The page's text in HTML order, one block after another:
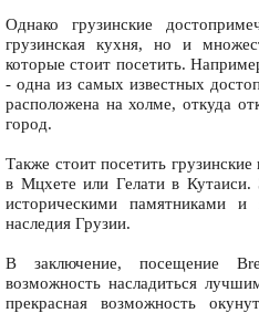
Однако грузинские
грузинская кухня, но и
которые стоит посетить.
- одна из самых известных
расположена на холме, откуда
город.
Также стоит посетить
в Мцхете или Гелати в
историческими памятниками и
наследия Грузии.
В заключение, посещение
возможность насладиться
прекрасная возможность